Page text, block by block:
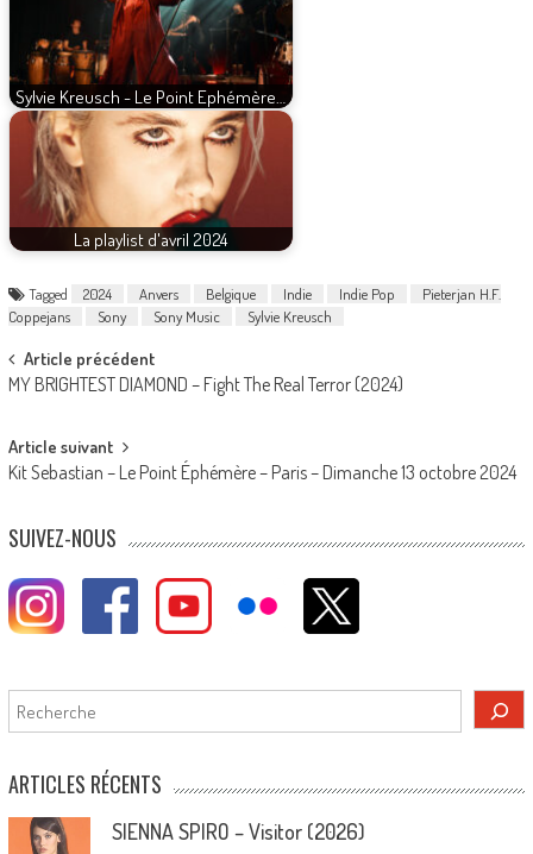
Sylvie Kreusch - Le Point Ephémère…
La playlist d'avril 2024
Tagged 2024 Anvers Belgique Indie Indie Pop
Pieterjan H.F.
Coppejans
Sony Sony Music Sylvie Kreusch
Post
navigation
Article précédent
MY BRIGHTEST DIAMOND – Fight The Real Terror (2024)
Article suivant
Kit Sebastian – Le Point Éphémère – Paris – Dimanche 13 octobre 2024
SUIVEZ-NOUS
Rechercher
ARTICLES RÉCENTS
SIENNA SPIRO – Visitor (2026)